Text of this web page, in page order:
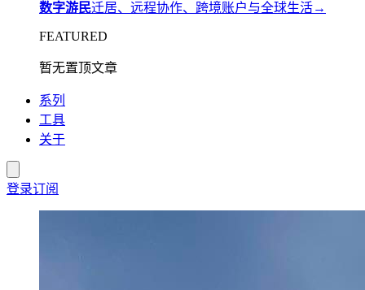
数字游民迁居、远程协作、跨境账户与全球生活→
FEATURED
暂无置顶文章
系列
工具
关于
登录订阅